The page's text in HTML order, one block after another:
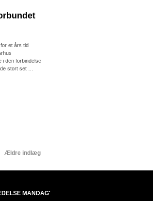
et års tid
i den forbindelse
stort set …
Ældre indlæg
MANDAG'